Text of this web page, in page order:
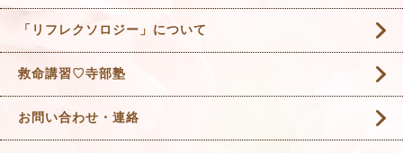
「リフレクソロジー」について
救命講習♡寺部塾
お問い合わせ・連絡